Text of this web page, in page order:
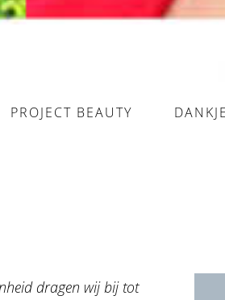
PROJECT BEAUTY
dragen wij bij tot